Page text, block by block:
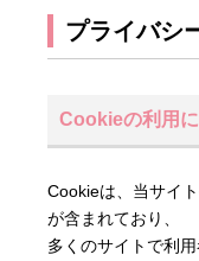
プライバシ
Cookieの利用
Cookieは、当サイ
が含まれており、
多くのサイトで利